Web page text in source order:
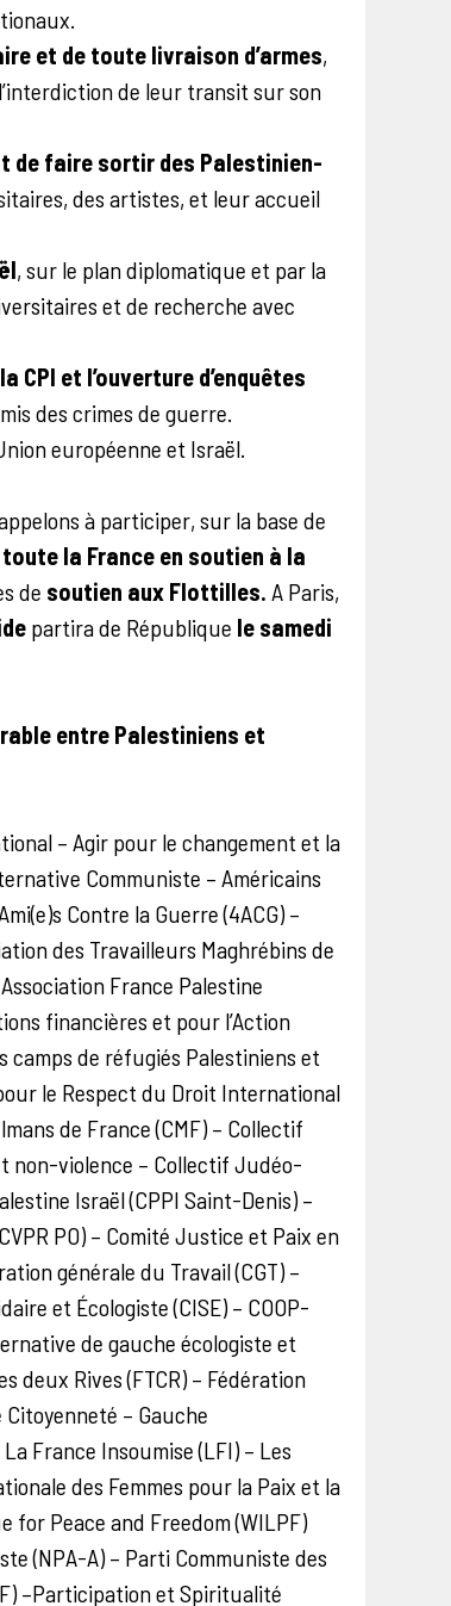
et de toute livraison d’armes,
de leur transit sur son
de faire sortir des Palestinien-
des artistes, et leur accueil
, sur le plan diplomatique et par la
et de recherche avec
CPI et l’ouverture d’enquêtes
des crimes de guerre.
européenne et Israël.
à participer, sur la base de
la France en soutien à la
de soutien aux Flottilles.A Paris,
partira de République le samedi
entre Palestiniens et
– Agir pour le changement et la
Communiste – Américains
Contre la Guerre (4ACG) –
des Travailleurs Maghrébins de
France Palestine
financières et pour l’Action
camps de réfugiés Palestiniens et
le Respect du Droit International
de France (CMF) – Collectif
non-violence – Collectif Judéo-
Israël (CPPI Saint-Denis) –
PO) – Comité Justice et Paix en
générale du Travail (CGT) –
et Écologiste (CISE) – COOP-
de gauche écologiste et
deux Rives (FTCR) – Fédération
– Gauche
France Insoumise (LFI) – Les
des Femmes pour la Paix et la
for Peace and Freedom (WILPF)
(NPA-A) – Parti Communiste des
–Participation et Spiritualité